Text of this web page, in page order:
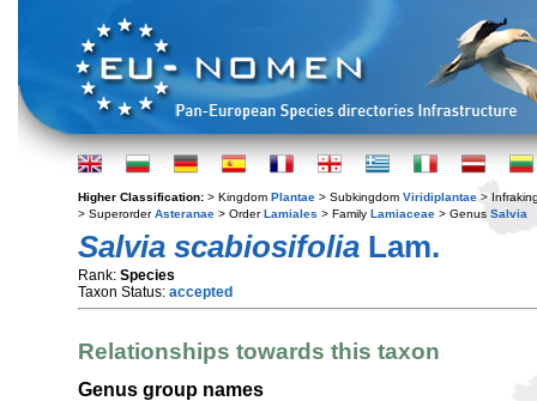
Higher Classification: > Kingdom Plantae > Subkingdom Viridiplantae >
> SuperorderAsteranae > OrderLamiales > Family Lamiaceae > Genus Salvia
Salvia scabiosifolia Lam.
Rank: Species
Taxon Status: accepted
Relationships towards this taxon
Genus group names